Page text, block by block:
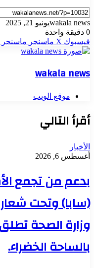
wakala newsيونيو 21, 2025
0 دقيقة واحدة
فيسبوك ‫X ماسنجر ماسنجر
wakala news
موقع الويب
أقرأ التالي
الأخبار
أغسطس 6, 2026
بدعم من تجمع
(سابا) وتحت
وزارة الصحة
بالساحة الخضراء.